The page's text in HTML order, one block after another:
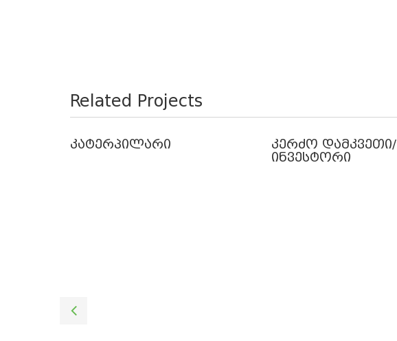
Related Projects
კატერპილარი
კერძო დამკვეთი/
ინვესტორი